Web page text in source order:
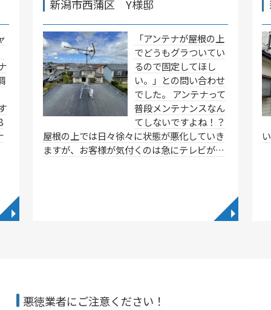
◥
新潟市西蒲区 Y様邸
「アンテナが屋根の上
でどうもグラついてい
るので固定してほし
い。」との問い合わせ
でした。 アンテナって
普段メンテナンスなん
てしないですよね！？
屋根の上では日々徐々に状態が悪化していき
ますが、お客様が気付くのは急にテレビが…
◥
悪徳業者にご注意ください！